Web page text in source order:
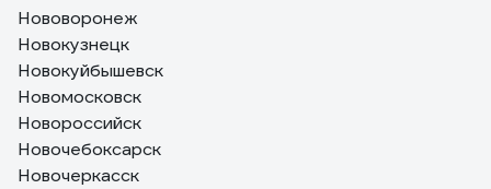
Нововоронеж
Новокузнецк
Новокуйбышевск
Новомосковск
Новороссийск
Новочебоксарск
Новочеркасск